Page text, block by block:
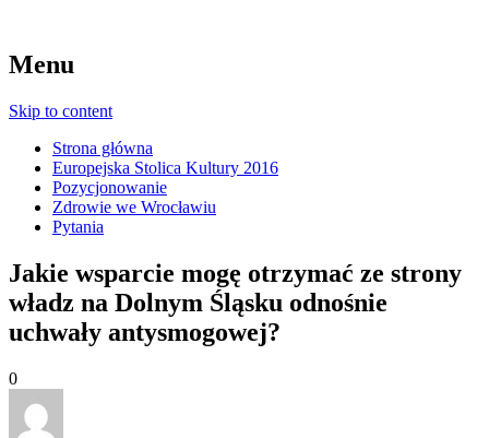
Menu
Skip to content
Strona główna
Europejska Stolica Kultury 2016
Pozycjonowanie
Zdrowie we Wrocławiu
Pytania
Jakie wsparcie mogę otrzymać ze strony
władz na Dolnym Śląsku odnośnie
uchwały antysmogowej?
0